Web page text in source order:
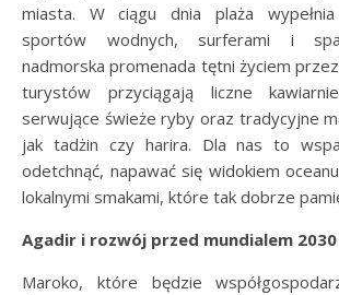
miasta. W ciągu dnia plaża wypełnia
sportów wodnych, surferami i
nadmorska promenada tętni życiem przez
turystów przyciągają liczne
serwujące świeże ryby oraz tradycyjne
jak tadżin czy harira. Dla nas to
odetchnąć, napawać się widokiem
lokalnymi smakami, które tak dobrze
Agadir i rozwój przed mundialem 2030
Maroko, które będzie